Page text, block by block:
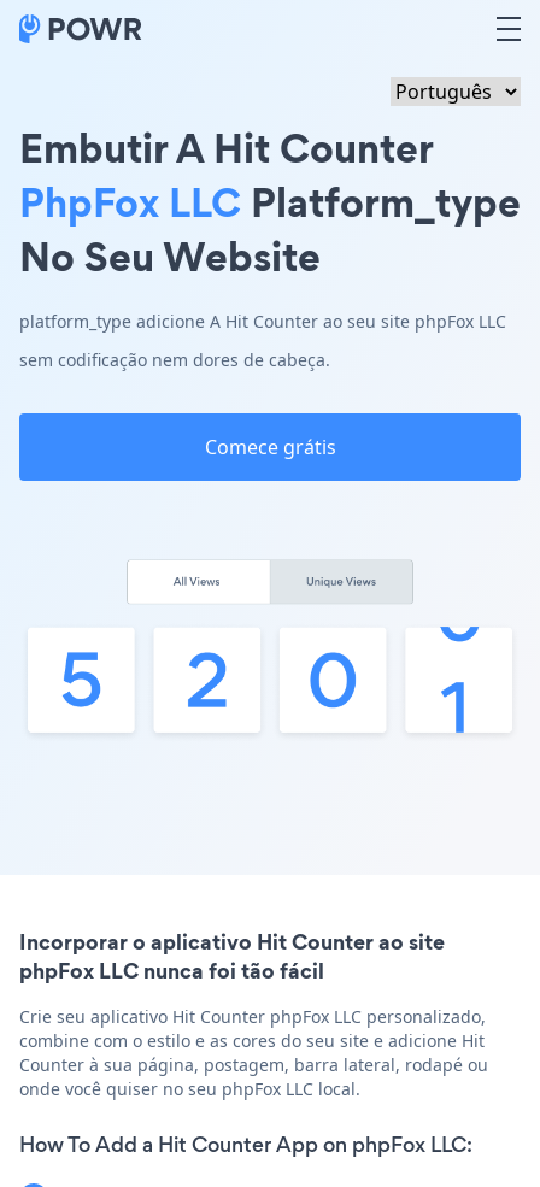
Embutir A Hit Counter
PhpFox LLC Platform_type
No Seu Website
platform_type adicione A Hit Counter ao seu site phpFox LLC
sem codificação nem dores de cabeça.
Comece grátis
Incorporar o aplicativo Hit Counter ao site
phpFox LLC nunca foi tão fácil
Crie seu aplicativo Hit Counter phpFox LLC personalizado,
combine com o estilo e as cores do seu site e adicione Hit
Counter à sua página, postagem, barra lateral, rodapé ou
onde você quiser no seu phpFox LLC local.
How To Add a Hit Counter App on phpFox LLC: